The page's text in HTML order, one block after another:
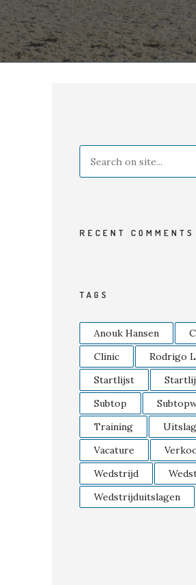
RECENT COMMENTS
TAGS
Anouk Hansen
Clinic
Rodrigo
Startlijst
Subtop
Training
Vacature
Wedstrijd
Wedstrijduitslagen